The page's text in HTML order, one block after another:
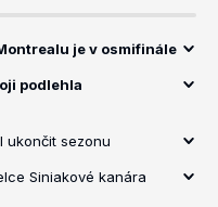
je v osmifinále
podlehla
ukončit sezonu
Siniakové kanára